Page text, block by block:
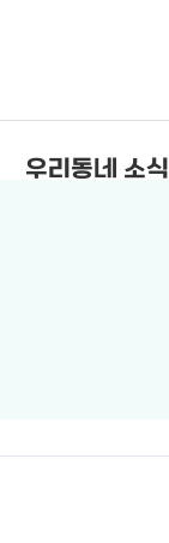
우리동네 소식